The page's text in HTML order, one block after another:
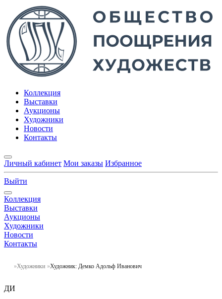
Коллекция
Выставки
Аукционы
Художники
Новости
Контакты
Личный кабинет Мои заказы Избранное
Выйти
Коллекция
Выставки
Аукционы
Художники
Новости
Контакты
Художники Художник: Демко Адольф Иванович
ДИ